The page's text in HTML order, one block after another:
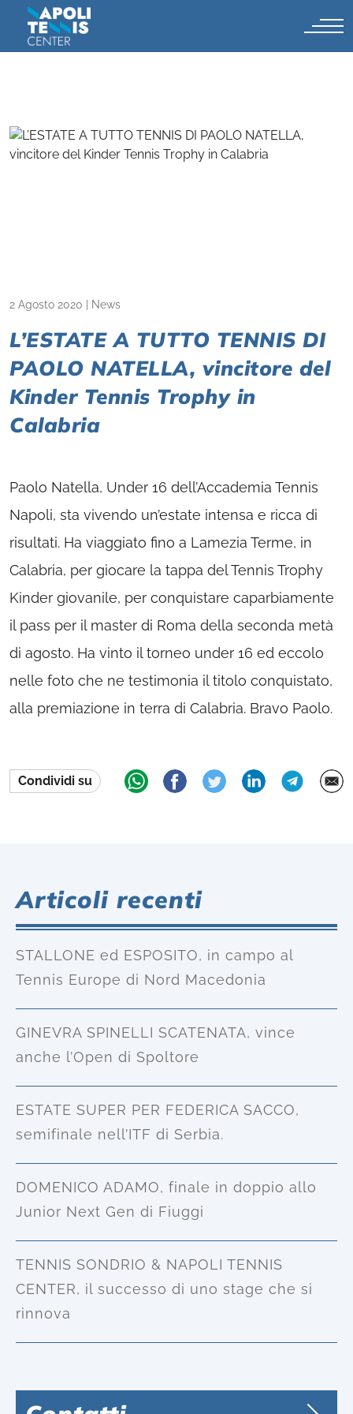
2 Agosto 2020 News
L’ESTATE A TUTTO TENNIS DI
PAOLO NATELLA, vincitore del
Kinder Tennis Trophy in
Calabria
Paolo Natella, Under 16 dell’Accademia Tennis
Napoli, sta vivendo un’estate intensa e ricca di
risultati. Ha viaggiato fino a Lamezia Terme, in
Calabria, per giocare la tappa del Tennis Trophy
Kinder giovanile, per conquistare caparbiamente
il pass per il master di Roma della seconda metà
di agosto. Ha vinto il torneo under 16 ed eccolo
nelle foto che ne testimonia il titolo conquistato,
alla premiazione in terra di Calabria. Bravo Paolo.
Condividi su
Articoli recenti
STALLONE ed ESPOSITO, in campo al
Tennis Europe di Nord Macedonia
GINEVRA SPINELLI SCATENATA, vince
anche l’Open di Spoltore
ESTATE SUPER PER FEDERICA SACCO,
semifinale nell’ITF di Serbia.
DOMENICO ADAMO, finale in doppio allo
Junior Next Gen di Fiuggi
TENNIS SONDRIO & NAPOLI TENNIS
CENTER, il successo di uno stage che si
rinnova